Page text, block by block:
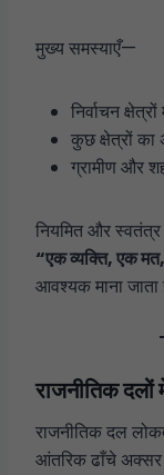
मुख्य समस्याएँ—
निर्वाचन
कुछ क्षेत्रों का
ग्रामीण और
नियमित और
“एक व्यक्ति, एक
आवश्यक माना जाता
राजनीतिक
राजनीतिक दल
आंतरिक ढाँचे अक्सर